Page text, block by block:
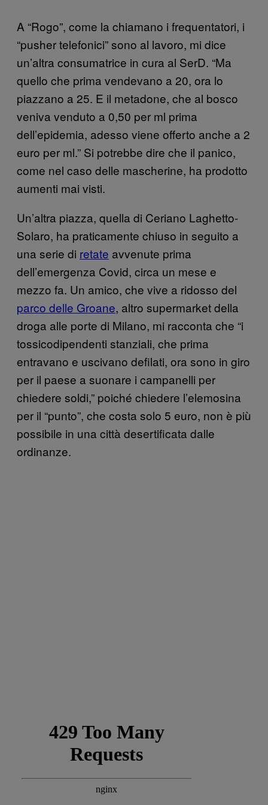
A “Rogo”, come la chiamano i frequentatori, i
“pusher telefonici” sono al lavoro, mi dice
un’altra consumatrice in cura al SerD. “Ma
quello che prima vendevano a 20, ora lo
piazzano a 25. E il metadone, che al bosco
veniva venduto a 0,50 per ml prima
dell’epidemia, adesso viene offerto anche a 2
euro per ml.” Si potrebbe dire che il panico,
come nel caso delle mascherine, ha prodotto
aumenti mai visti.
Un’altra piazza, quella di Ceriano Laghetto-
Solaro, ha praticamente chiuso in seguito a
una serie di retate avvenute prima
dell’emergenza Covid, circa un mese e
mezzo fa. Un amico, che vive a ridosso del
parco delle Groane, altro supermarket della
droga alle porte di Milano, mi racconta che “i
tossicodipendenti stanziali, che prima
entravano e uscivano defilati, ora sono in giro
per il paese a suonare i campanelli per
chiedere soldi,” poiché chiedere l’elemosina
per il “punto”, che costa solo 5 euro, non è più
possibile in una città desertificata dalle
ordinanze.